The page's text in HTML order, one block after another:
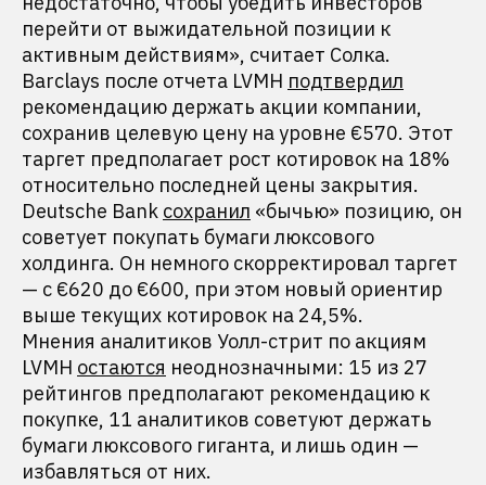
перейти от выжидательной позиции к
активным действиям», считает Солка.
Barclays после отчета LVMH подтвердил
рекомендацию держать акции компании,
сохранив целевую цену на уровне €570. Этот
таргет предполагает рост котировок на 18%
относительно последней цены закрытия.
Deutsche Bank сохранил «бычью» позицию, он
советует покупать бумаги люксового
холдинга. Он немного скорректировал таргет
— с €620 до €600, при этом новый ориентир
выше текущих котировок на 24,5%.
Мнения аналитиков Уолл-стрит по акциям
LVMH остаются неоднозначными: 15 из 27
рейтингов предполагают рекомендацию к
покупке, 11 аналитиков советуют держать
бумаги люксового гиганта, и лишь один —
избавляться от них.